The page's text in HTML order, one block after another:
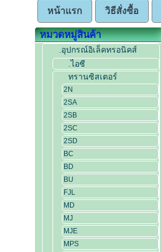
หน้าแรก วิธีสั่งซื้อ
หมวดหมู่สินค้า
.อุปกรณ์อิเล็คทรอนิคส์
.ไอซี
ทรานซิสเตอร์
2N
2SA
2SB
2SC
2SD
BC
BD
BU
FJL
MD
MJ
MJE
MPS